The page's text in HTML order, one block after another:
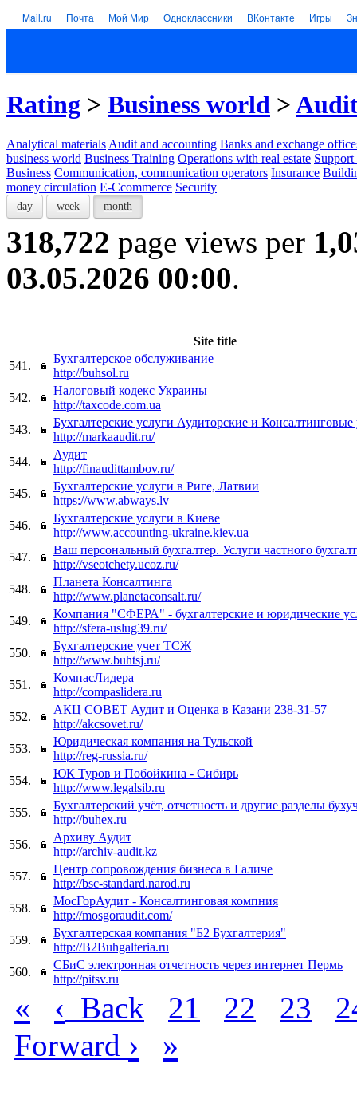
Mail.ru Почта Мой Мир Одноклассники ВКонтакте Игры
Rating > Business world >
Analytical materials Audit and accounting Banks and exchange
business world Business Training Operations with real estate Support
Business Communication, communication operators Insurance
money circulation E-Ccommerce Security
day week month
318,722 page views per
03.05.2026 00:00.
Site title
541.
Бухгалтерское обслуживание
http://buhsol.ru
542.
Налоговый кодекс Украины
http://taxcode.com.ua
543.
Бухгалтерские услуги Аудиторские и
http://markaaudit.ru/
544.
Аудит
http://finaudittambov.ru/
545.
Бухгалтерские услуги в Риге, Латвии
https://www.abways.lv
546.
Бухгалтерские услуги в Киеве
http://www.accounting-ukraine.kiev.ua
547.
Ваш персональный бухгалтер. Услуги частного
http://vseotchety.ucoz.ru/
548.
Планета Консалтинга
http://www.planetaconsalt.ru/
549.
Компания "СФЕРА" - бухгалтерские и юридические
http://sfera-uslug39.ru/
550.
Бухгалтерские учет ТСЖ
http://www.buhtsj.ru/
551.
КомпасЛидера
http://compaslidera.ru
552.
АКЦ СОВЕТ Аудит и Оценка в Казани 238-31-57
http://akcsovet.ru/
553.
Юридическая компания на Тульской
http://reg-russia.ru/
554.
ЮК Туров и Побойкина - Сибирь
http://www.legalsib.ru
555.
Бухгалтерский учёт, отчетность и другие разделы
http://buhex.ru
556.
Архиву Аудит
http://archiv-audit.kz
557.
Центр сопровождения бизнеса в Галиче
http://bsc-standard.narod.ru
558.
МосГорАудит - Консалтинговая компния
http://mosgoraudit.com/
559.
Бухгалтерская компания "Б2 Бухгалтерия"
http://B2Buhgalteria.ru
560.
СБиС электронная отчетность через интернет Пермь
http://pitsv.ru
« ‹ Back 21 22 23
Forward › »